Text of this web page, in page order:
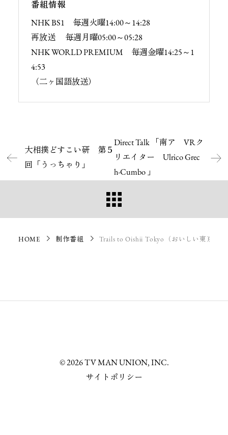
番組情報
NHK BS1 毎週火曜14:00～14:28
再放送 毎週月曜05:00～05:28
NHK WORLD PREMIUM 毎週金曜14:25～1
4:53
（二ヶ国語放送）
大相撲どすこい研 第５
回「うっちゃり」
Direct Talk 「南ア VRク
リエイター Ulrico Grec
h-Cumbo 」
HOME 制作番組 Trails to Oishii Tokyo（おいしい東京）
© 2026 TV MAN UNION, INC.
サイトポリシー